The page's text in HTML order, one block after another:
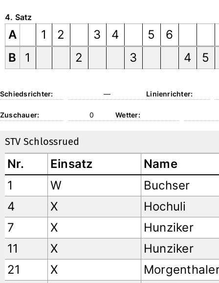
4. Satz
A 1 2 3 4 5
6
B
1 2 3 4 5
Schiedsrichter: — Linienrichter:
Zuschauer: 0 Wetter:
STV Schlossrued
Nr. Einsatz
Name
1
W
Buchser
4
X
Hochuli
7
X
Hunziker
11
X
Hunziker
21
X